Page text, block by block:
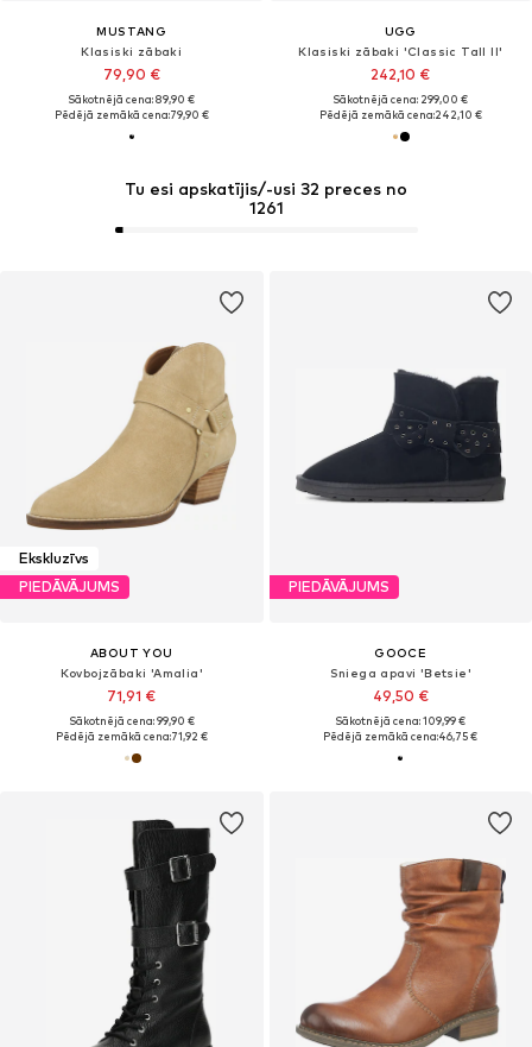
MUSTANG
Klasiski zābaki
79,90 €
Sākotnējā cena: 89,90 €
Pēdējā zemākā cena:79,90 €
UGG
Klasiski zābaki 'Classic Tall II'
242,10 €
Sākotnējā cena: 299,00 €
Pēdējā zemākā cena:242,10 €
Ekskluzīvs
PIEDĀVĀJUMS
ABOUT YOU
Kovbojzābaki 'Amalia'
71,91 €
Sākotnējā cena: 99,90 €
Pēdējā zemākā cena:71,92 €
PIEDĀVĀJUMS
GOOCE
Sniega apavi 'Betsie'
49,50 €
Sākotnējā cena: 109,99 €
Pēdējā zemākā cena:46,75 €
Tu esi apskatījis/-usi 32 preces no
1261